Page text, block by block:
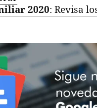
2020: Revisa